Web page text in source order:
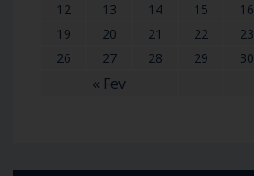
« Fev
12
13 14 15 16
19
20 21 22 23
26
27 28 29 30